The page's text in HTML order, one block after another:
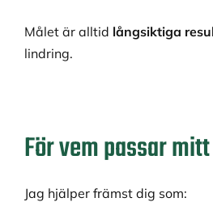
Målet är alltid långsiktiga
lindring.
För vem passar
Jag hjälper främst dig som: